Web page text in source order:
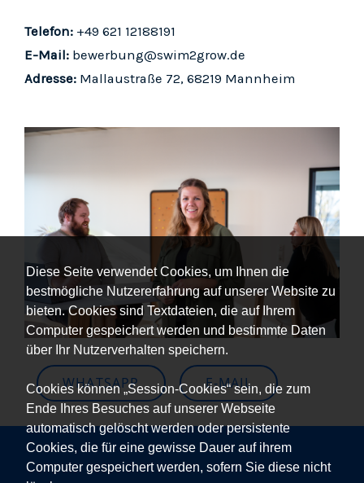
Diese Seite verwendet Cookies, um Ihnen die
bestmögliche Nutzererfahrung auf unserer Website zu
bieten. Cookies sind Textdateien, die auf Ihrem
Computer gespeichert werden und bestimmte Daten
über Ihr Nutzerverhalten speichern.
Cookies können „Session-Cookies“ sein, die zum
Ende Ihres Besuches auf unserer Webseite
automatisch gelöscht werden oder persistente
Cookies, die für eine gewisse Dauer auf ihrem
Computer gespeichert werden, sofern Sie diese nicht
Telefon: +49 621 12188191
E-Mail: bewerbung@swim2grow.de
Adresse: Mallaustraße 72, 68219 Mannheim
WHATSAPP E-MAIL